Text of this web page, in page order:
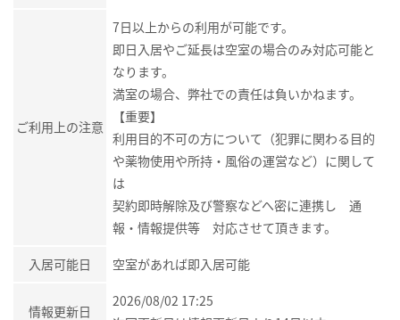
ご利用上の注意
7日以上からの利用が可能です。
即日入居やご延長は空室の場合のみ対応可能と
なります。
満室の場合、弊社での責任は負いかねます。
【重要】
利用目的不可の方について（犯罪に関わる目的
や薬物使用や所持・風俗の運営など）に関して
は
契約即時解除及び警察などへ密に連携し 通
報・情報提供等 対応させて頂きます。
入居可能日 空室があれば即入居可能
情報更新日
2026/08/02 17:25